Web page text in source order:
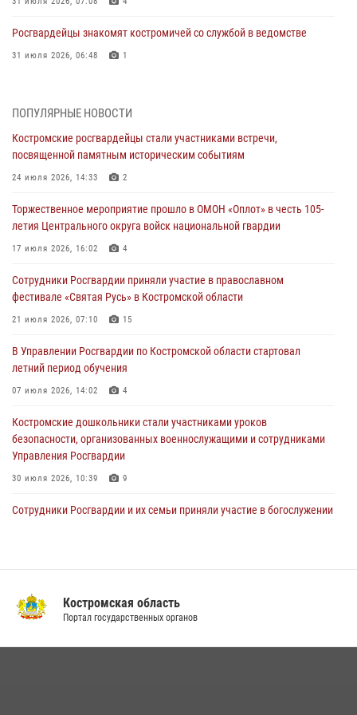
Росгвардейцы знакомят костромичей со службой в ведомстве
31 июля 2026, 06:48 1
Управления Росгвардии
30 июля 2026, 10:39 9
Костромичи активно используют портал «Единых государственных
29 июля 2026, 06:26 1
Cотрудники Росгвардии и их семьи приняли участие в богослужении
28 июля 2026, 06:14 2
Более пятидесяти поступивших сигналов отработали костромские
27 июля 2026, 09:53
«Росгвардия. Вехи истории»: послевоенный опыт войск
27 июля 2026, 07:11
ПОПУЛЯРНЫЕ НОВОСТИ
Костромские росгвардейцы стали участниками встречи,
посвященной памятным историческим событиям
24 июля 2026, 14:33 2
Торжественное мероприятие прошло в ОМОН «Оплот» в честь 105-
летия Центрального округа войск национальной гвардии
17 июля 2026, 16:02 4
Сотрудники Росгвардии приняли участие в православном
фестивале «Святая Русь» в Костромской области
21 июля 2026, 07:10 15
В Управлении Росгвардии по Костромской области стартовал
летний период обучения
07 июля 2026, 14:02 4
Костромские дошкольники стали участниками уроков
безопасности, организованных военнослужащими и сотрудниками
Управления Росгвардии
30 июля 2026, 10:39 9
Cотрудники Росгвардии и их семьи приняли участие в богослужении
вневедомственную охрану
14 июля 2026, 07:40
Костромская область
Портал государственных органов